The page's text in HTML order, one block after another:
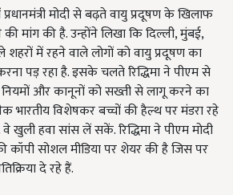
मोदी से बढ़ते वायु प्रदूषण के खिलाफ
मांग की है. उन्होंने लिखा कि दिल्ली, मुंबई,
में रहने वाले लोगों को वायु प्रदूषण का
पड़ रहा है. इसके चलते रिद्धिमा ने पीएम से
और कानूनों को सख्ती से लागू करने का
भारतीय विशेषकर बच्चों की हैल्थ पर मंडरा रहे
हवा सांस लें सकें. रिद्धिमा ने पीएम मोदी
सोशल मीडिया पर शेयर की है जिस पर
दे रहे हैं.